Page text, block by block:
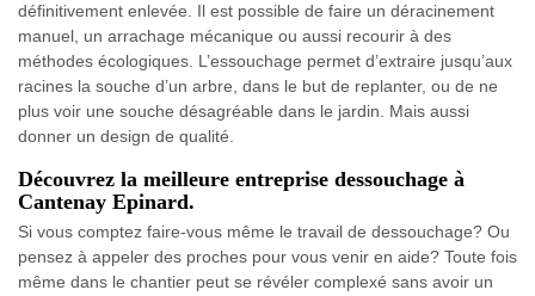
définitivement enlevée. Il est possible de faire un déracinement
manuel, un arrachage mécanique ou aussi recourir à des
méthodes écologiques. L’essouchage permet d’extraire jusqu’aux
racines la souche d’un arbre, dans le but de replanter, ou de ne
plus voir une souche désagréable dans le jardin. Mais aussi
donner un design de qualité.
Découvrez la meilleure entreprise dessouchage à
Cantenay Epinard.
Si vous comptez faire-vous même le travail de dessouchage? Ou
pensez à appeler des proches pour vous venir en aide? Toute fois
même dans le chantier peut se révéler complexé sans avoir un